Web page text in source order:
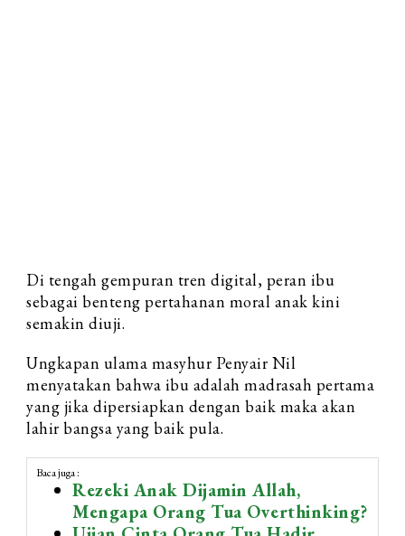
Di tengah gempuran tren digital, peran ibu
sebagai benteng pertahanan moral anak kini
semakin diuji.
Ungkapan ulama masyhur Penyair Nil
menyatakan bahwa ibu adalah madrasah pertama
yang jika dipersiapkan dengan baik maka akan
lahir bangsa yang baik pula.
Baca juga :
Rezeki Anak Dijamin Allah,
Mengapa Orang Tua Overthinking?